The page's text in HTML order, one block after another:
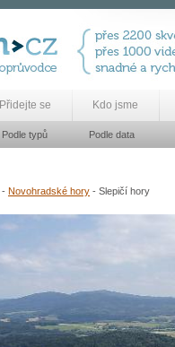
Přidejte se Kdo jsme
Podle typů Podle data
- Novohradské hory - Slepičí hory